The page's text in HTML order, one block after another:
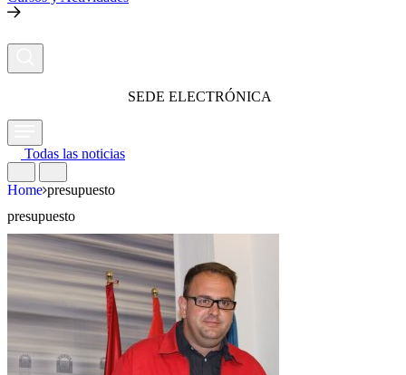
SEDE ELECTRÓNICA
Todas las noticias
Home presupuesto
presupuesto